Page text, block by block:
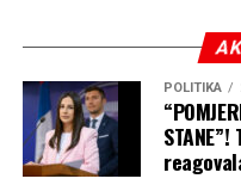
U nedjelju pretežno
koji samo lokalno u
jugozapadu i jugoistoku
pljusak.
POLITIKA